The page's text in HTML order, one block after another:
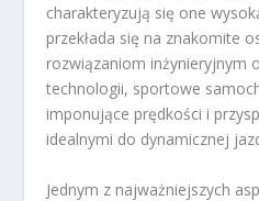
charakteryzują się one
przekłada się na znakomite
rozwiązaniom inżynieryjnym
technologii, sportowe
imponujące prędkości i
idealnymi do dynamicznej
Jednym z najważniejszych